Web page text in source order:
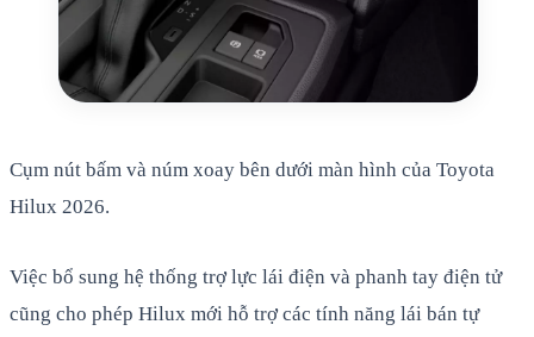
Cụm nút bấm và núm xoay bên dưới màn hình của Toyota
Hilux 2026.
Việc bổ sung hệ thống trợ lực lái điện và phanh tay điện tử
cũng cho phép Hilux mới hỗ trợ các tính năng lái bán tự